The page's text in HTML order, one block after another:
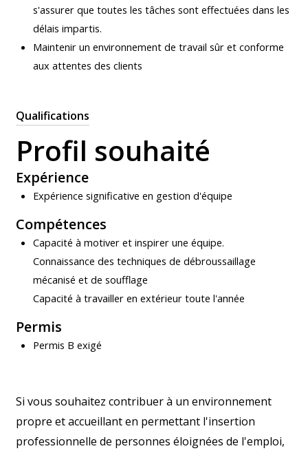
s'assurer que toutes les tâches sont effectuées dans les
délais impartis.
Maintenir un environnement de travail sûr et conforme
aux attentes des clients
Qualifications
Profil souhaité
Expérience
Expérience significative en gestion d'équipe
Compétences
Capacité à motiver et inspirer une équipe.
Connaissance des techniques de débroussaillage
mécanisé et de soufflage
Capacité à travailler en extérieur toute l'année
Permis
Permis B exigé
Si vous souhaitez contribuer à un environnement
propre et accueillant en permettant l'insertion
professionnelle de personnes éloignées de l'emploi,